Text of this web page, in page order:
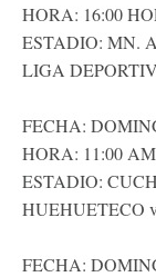
HORA: 16:00
ESTADIO: MN.
LIGA
FECHA:
HORA: 11:00 AM
ESTADIO:
HUEHUETECO
FECHA: